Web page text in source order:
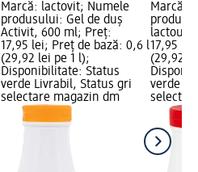
Marcă: lactovit; Numele
produsului: Gel de duș
Activit, 600 ml; Preț:
17,95 lei; Preț de bază: 0,6 l
(29,92 lei pe 1 l);
Disponibilitate: Status
verde Livrabil, Status gri
selectare magazin dm
Marcă:
17,95
(29,92
verde